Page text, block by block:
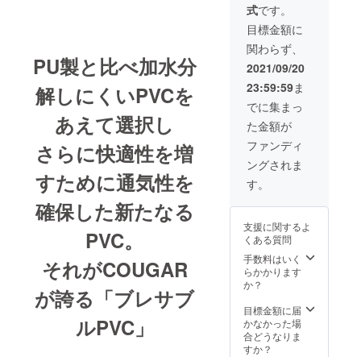
PU製と比べ加水分
解しにくいPVCを
あえて選択し
さらに快適性を増
すために通気性を
確保した新たなる
PVC。
それがCOUGAR
が誇る「ブレサブ
ルPVC」
式です。
目標金額に
関わらず、
2021/09/20
23:59:59ま
でに集まっ
た金額が
ファンディ
ングされま
す。
支援に関するよ
くある質問
手数料はいく
らかかります
か？
目標金額に届
かなかった場
合どうなりま
すか？